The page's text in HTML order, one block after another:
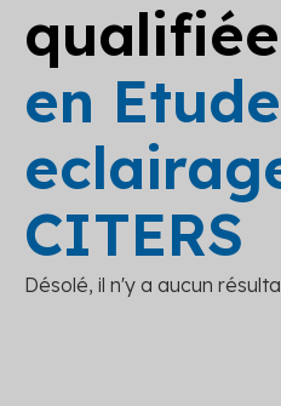
en Etude
CITERS
Désolé, il n'y a aucun